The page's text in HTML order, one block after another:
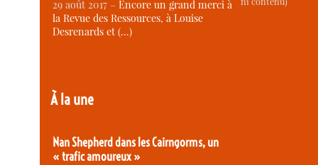
29 août 2017 –Encore un grand merci à
la Revue des Ressources, à Louise
Desrenards et (…)
À la une
Nan Shepherd dans les Cairngorms, un
« trafic amoureux »